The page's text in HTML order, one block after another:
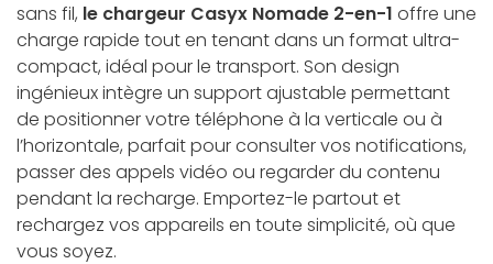
sans fil, le chargeur Casyx Nomade 2-en-1 offre une
charge rapide tout en tenant dans un format ultra-
compact, idéal pour le transport. Son design
ingénieux intègre un support ajustable permettant
de positionner votre téléphone à la verticale ou à
l’horizontale, parfait pour consulter vos notifications,
passer des appels vidéo ou regarder du contenu
pendant la recharge. Emportez-le partout et
rechargez vos appareils en toute simplicité, où que
vous soyez.